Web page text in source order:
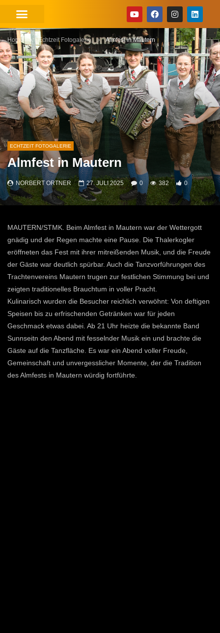
Home Echtzeit Fotogalerie Almfest in Mautern
ECHTZEIT FOTOGALERIE
Almfest in Mautern
NORBERT ORTNER 27. JULI 2025 0 382 0
MAUTERN/STMK. Beim Almfest in Mautern war der Wettergott
gnädig und der Regen machte eine Pause. Die Thalerkogler
eröffneten das Fest mit ihrer mitreißenden Musik, und die Freude
der Gäste war deutlich spürbar. Auch die Tanzvorführungen des
Trachtenvereins Mautern trugen zur festlichen Stimmung bei und
zeigten traditionelles Brauchtum in voller Pracht.
Kulinarisch wurden die Besucher reichlich verwöhnt: Von deftigen
Speisen bis zu erfrischenden Getränken war für jeden
Geschmack etwas dabei. Ab 21 Uhr heizte die bekannte Band
Sunnseitn den Abend mit fesselnder Musik ein und brachte die
Gäste auf die Tanzfläche. Es war ein Abend voller Freude,
Gemeinschaft und unvergesslicher Momente, der die Tradition
des Almfests in Mautern würdig fortführte.